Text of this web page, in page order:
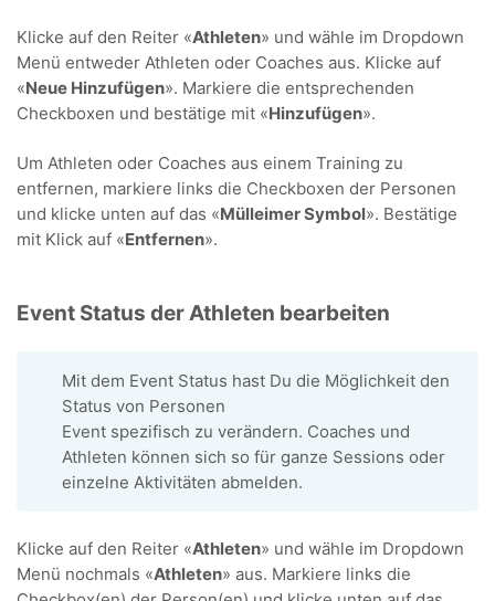
Klicke auf den Reiter «Athleten» und wähle im Dropdown
Menü entweder Athleten oder Coaches aus. Klicke auf
«Neue Hinzufügen». Markiere die entsprechenden
Checkboxen und bestätige mit «Hinzufügen».
Um Athleten oder Coaches aus einem Training zu
entfernen, markiere links die Checkboxen der Personen
und klicke unten auf das «Mülleimer Symbol». Bestätige
mit Klick auf «Entfernen».
Event Status der Athleten bearbeiten
Mit dem Event Status hast Du die Möglichkeit den
Status von Personen
Event spezifisch zu verändern. Coaches und
Athleten können sich so für ganze Sessions oder
einzelne Aktivitäten abmelden.
Klicke auf den Reiter «Athleten» und wähle im Dropdown
Menü nochmals «Athleten» aus. Markiere links die